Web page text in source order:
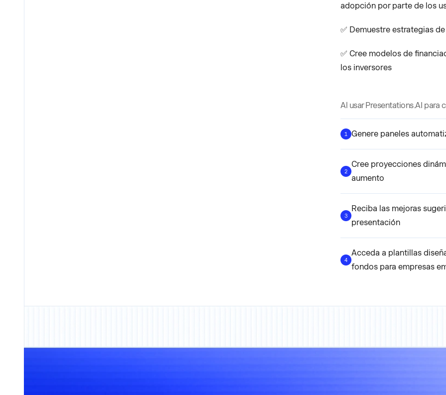
adopción por parte de los
✅ Demuestre estrategias
✅ Cree modelos de
los inversores
Al usar Presentations.AI para
1 Genere paneles
2
Cree proyecciones
aumento
3
Reciba las mejoras
presentación
4
Acceda a plantillas
fondos para empresas